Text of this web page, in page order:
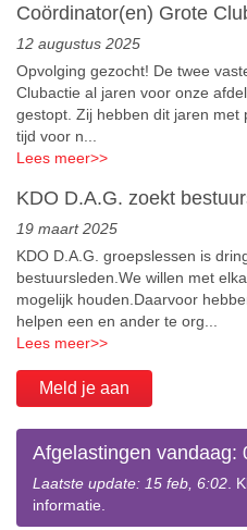
Coördinator(en) Grote
12 augustus 2025
Opvolging gezocht! De twee
Clubactie al jaren voor onze
gestopt. Zij hebben dit jaren
tijd voor n...
Lees meer>>
KDO D.A.G. zoekt
19 maart 2025
KDO D.A.G. groepslessen is
bestuursleden.We willen met
mogelijk houden.Daarvoor
helpen een en ander te org...
Lees meer>>
Meld je aan
Afgelastingen vandaag:
Laatste update: 15 feb, 6:02.
informatie.